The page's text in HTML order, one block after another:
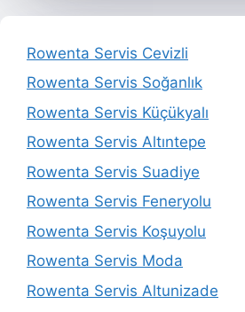
Rowenta Servis Cevizli
Rowenta Servis Soğanlık
Rowenta Servis Küçükyalı
Rowenta Servis Altıntepe
Rowenta Servis Suadiye
Rowenta Servis Feneryolu
Rowenta Servis Koşuyolu
Rowenta Servis Moda
Rowenta Servis Altunizade